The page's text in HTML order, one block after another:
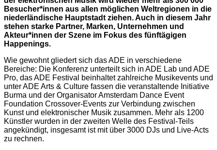
Besucher*innen aus allen möglichen Weltregionen in die
niederländische Hauptstadt ziehen. Auch in diesem Jahr
stehen starke Partner, Marken, Unternehmen und
Akteur*innen der Szene im Fokus des fünftägigen
Happenings.
Wie gewohnt gliedert sich das ADE in verschiedene
Bereiche: Die Konferenz unterteilt sich in ADE Lab und ADE
Pro, das ADE Festival beinhaltet zahlreiche Musikevents und
unter ADE Arts & Culture fassen die veranstaltende Initiative
Burma und der Organisator Amsterdam Dance Event
Foundation Crossover-Events zur Verbindung zwischen
Kunst und elektronischer Musik zusammen. Mehr als 1200
Künstler wurden in der zweiten Welle des Festival-Teils
angekündigt, insgesamt ist mit über 3000 DJs und Live-Acts
zu rechnen.